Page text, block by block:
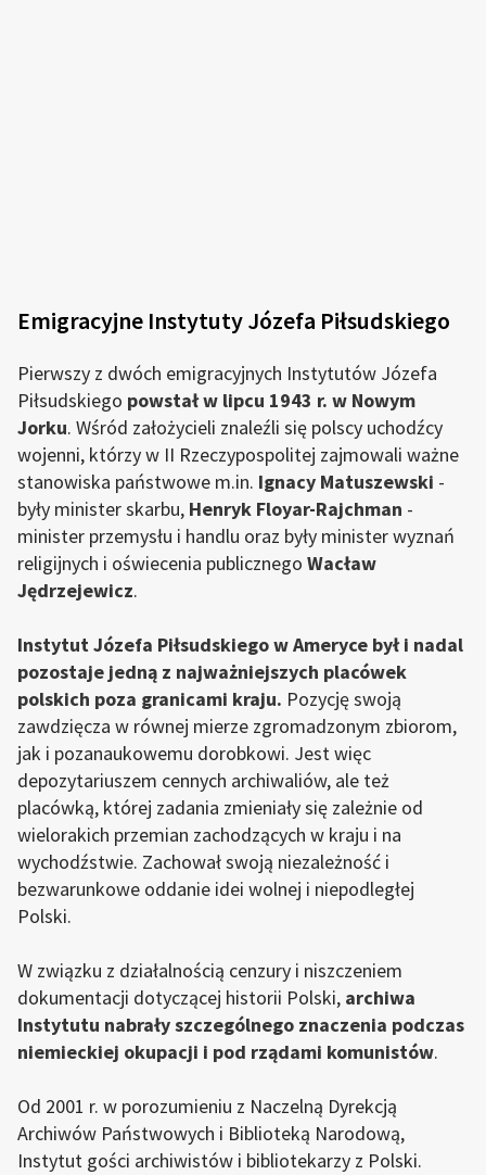
Emigracyjne Instytuty Józefa Piłsudskiego
Pierwszy z dwóch emigracyjnych Instytutów Józefa
Piłsudskiego powstał w lipcu 1943 r. w Nowym
Jorku. Wśród założycieli znaleźli się polscy uchodźcy
wojenni, którzy w II Rzeczypospolitej zajmowali ważne
stanowiska państwowe m.in. Ignacy Matuszewski -
były minister skarbu, Henryk Floyar-Rajchman -
minister przemysłu i handlu oraz były minister wyznań
religijnych i oświecenia publicznego Wacław
Jędrzejewicz.
Instytut Józefa Piłsudskiego w Ameryce był i nadal
pozostaje jedną z najważniejszych placówek
polskich poza granicami kraju. Pozycję swoją
zawdzięcza w równej mierze zgromadzonym zbiorom,
jak i pozanaukowemu dorobkowi. Jest więc
depozytariuszem cennych archiwaliów, ale też
placówką, której zadania zmieniały się zależnie od
wielorakich przemian zachodzących w kraju i na
wychodźstwie. Zachował swoją niezależność i
bezwarunkowe oddanie idei wolnej i niepodległej
Polski.
W związku z działalnością cenzury i niszczeniem
dokumentacji dotyczącej historii Polski, archiwa
Instytutu nabrały szczególnego znaczenia podczas
niemieckiej okupacji i pod rządami komunistów.
Od 2001 r. w porozumieniu z Naczelną Dyrekcją
Archiwów Państwowych i Biblioteką Narodową,
Instytut gości archiwistów i bibliotekarzy z Polski.